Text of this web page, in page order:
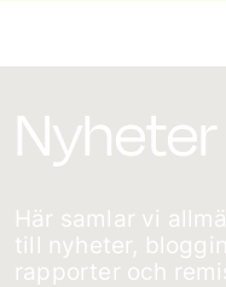
Nyheter
Här samlar vi
till nyheter,
rapporter och